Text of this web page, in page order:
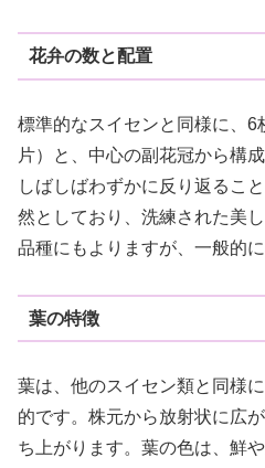
花弁の数と配置
標準的なスイセンと同様に、6
片）と、中心の副花冠から構
しばしばわずかに反り返るこ
然としており、洗練された美
品種にもよりますが、一般的
葉の特徴
葉は、他のスイセン類と同様
的です。株元から放射状に広
ち上がります。葉の色は、鮮